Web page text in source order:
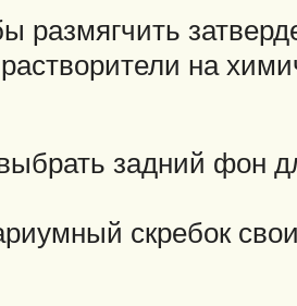
размягчить
на
задний фон
скребок